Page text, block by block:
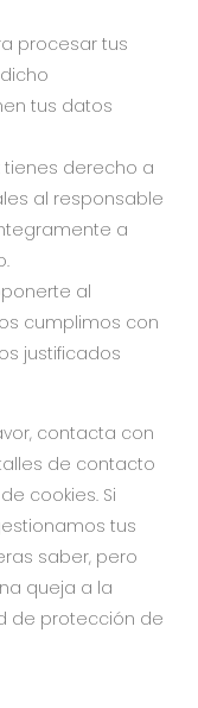
procesar tus
tus datos
derecho a
al responsable
a
al
cumplimos con
justificados
contacta con
de contacto
cookies. Si
tus
saber, pero
queja a la
de protección de